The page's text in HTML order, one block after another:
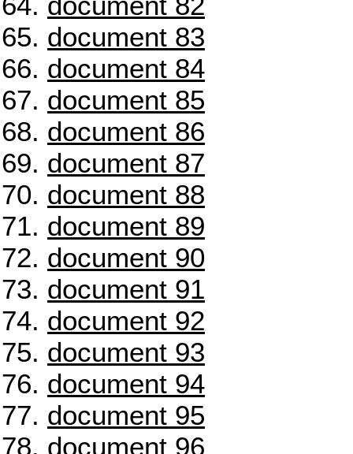
document 83
document 84
document 85
document 86
document 87
document 88
document 89
document 90
document 91
document 92
document 93
document 94
document 95
document 96